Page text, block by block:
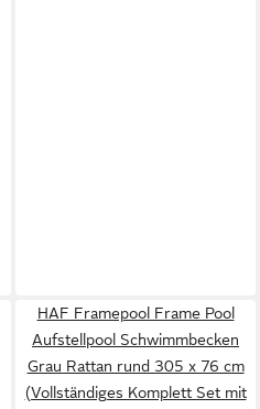
HAF Framepool Frame Pool
Aufstellpool Schwimmbecken
Grau Rattan rund 305 x 76 cm
(Vollständiges Komplett Set mit